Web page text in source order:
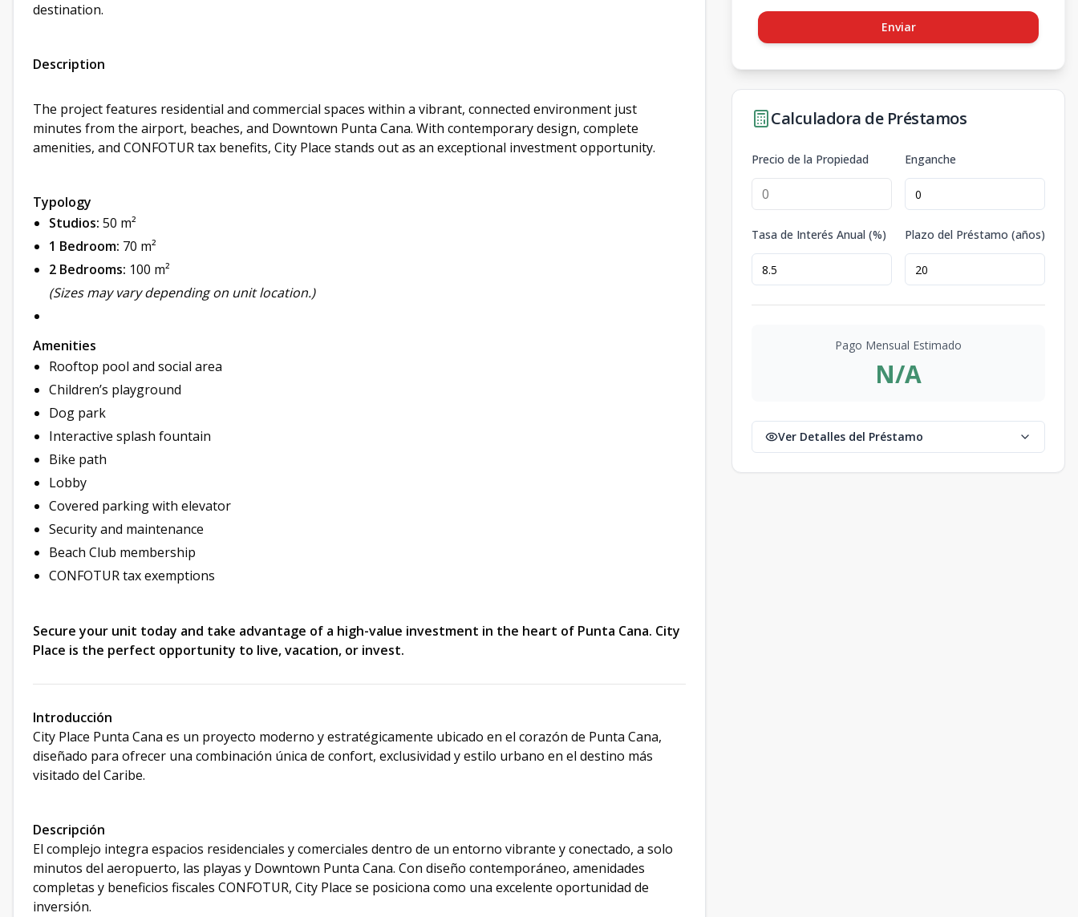
destination.
Description
The project features residential and commercial spaces within a vibrant, connected environment just
minutes from the airport, beaches, and Downtown Punta Cana. With contemporary design, complete
amenities, and CONFOTUR tax benefits, City Place stands out as an exceptional investment opportunity.
Typology
Studios: 50 m²
1 Bedroom: 70 m²
2 Bedrooms: 100 m²
(Sizes may vary depending on unit location.)
Amenities
Rooftop pool and social area
Children’s playground
Dog park
Interactive splash fountain
Bike path
Lobby
Covered parking with elevator
Security and maintenance
Beach Club membership
CONFOTUR tax exemptions
Secure your unit today and take advantage of a high-value investment in the heart of Punta Cana. City
Place is the perfect opportunity to live, vacation, or invest.
Introducción
City Place Punta Cana es un proyecto moderno y estratégicamente ubicado en el corazón de Punta Cana,
diseñado para ofrecer una combinación única de confort, exclusividad y estilo urbano en el destino más
visitado del Caribe.
Descripción
El complejo integra espacios residenciales y comerciales dentro de un entorno vibrante y conectado, a solo
minutos del aeropuerto, las playas y Downtown Punta Cana. Con diseño contemporáneo, amenidades
completas y beneficios fiscales CONFOTUR, City Place se posiciona como una excelente oportunidad de
inversión.
Enviar
Calculadora de Préstamos
Precio de la Propiedad Enganche
Tasa de Interés Anual (%) Plazo del Préstamo (años)
Pago Mensual Estimado
N/A
Ver Detalles del Préstamo